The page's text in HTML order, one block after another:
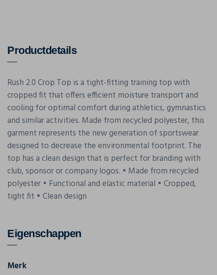
Productdetails
Rush 2.0 Crop Top is a tight-fitting training top with
cropped fit that offers efficient moisture transport and
cooling for optimal comfort during athletics, gymnastics
and similar activities. Made from recycled polyester, this
garment represents the new generation of sportswear
designed to decrease the environmental footprint. The
top has a clean design that is perfect for branding with
club, sponsor or company logos. • Made from recycled
polyester • Functional and elastic material • Cropped,
tight fit • Clean design
Eigenschappen
Merk